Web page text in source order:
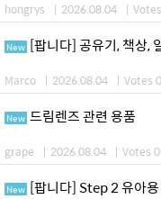
hongrys | 2026.08.04 |
New [팝니다] 공유기, 책상,
Marco | 2026.08.04 | Votes 0
New 드림렌즈 관련 용품
grape | 2026.08.04 | Votes 0
New [팝니다] Step 2 유아